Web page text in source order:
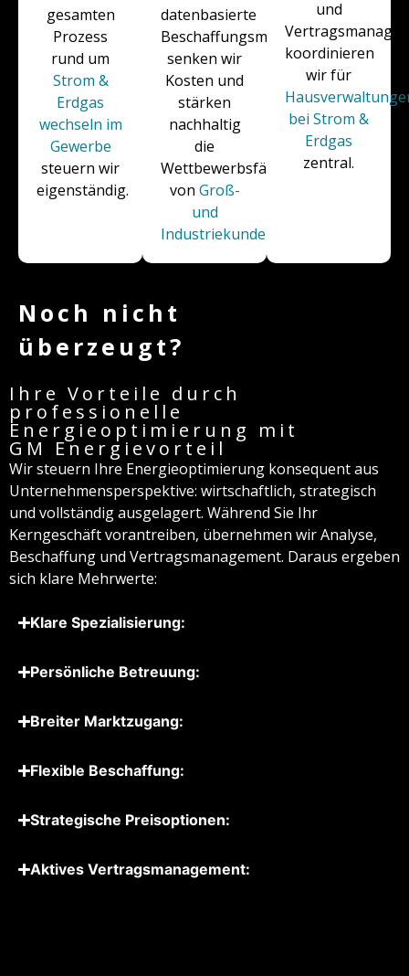
gesamten
Prozess
rund um
Strom &
Erdgas
wechseln im
Gewerbe
steuern wir
eigenständig.
datenbasierte
Beschaffungsmodelle
senken wir
Kosten und
stärken
nachhaltig
die
Wettbewerbsfähigkeit
von Groß-
und
Industriekunden
und
koordinieren
wir für
bei Strom &
Erdgas
zentral.
Noch nicht
überzeugt?
Ihre Vorteile durch
professionelle
Energieoptimierung mit
GM Energievorteil
Wir steuern Ihre Energieoptimierung konsequent aus
Unternehmensperspektive: wirtschaftlich, strategisch
und vollständig ausgelagert. Während Sie Ihr
Kerngeschäft vorantreiben, übernehmen wir Analyse,
Beschaffung und Vertragsmanagement. Daraus ergeben
sich klare Mehrwerte:
Klare Spe­zialisierung:
Persönliche Betreuung:
Breiter Marktzugang:
Flexible Beschaffung:
Strategische Preisoptionen:
Aktives Vertrags­management: